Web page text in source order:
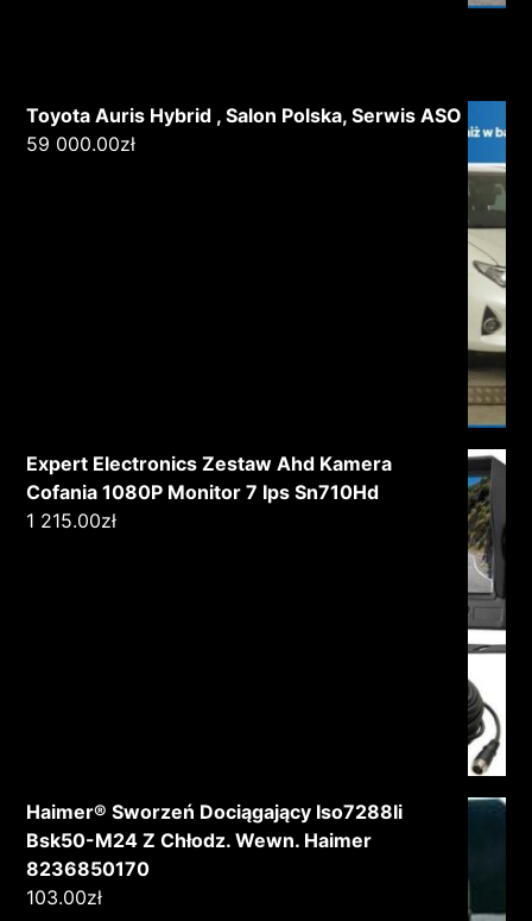
Toyota Auris Hybrid , Salon Polska, Serwis ASO
59 000.00zł
Expert Electronics Zestaw Ahd Kamera
Cofania 1080P Monitor 7 Ips Sn710Hd
1 215.00zł
Haimer® Sworzeń Dociągający Iso7288Ii
Bsk50-M24 Z Chłodz. Wewn. Haimer
8236850170
103.00zł